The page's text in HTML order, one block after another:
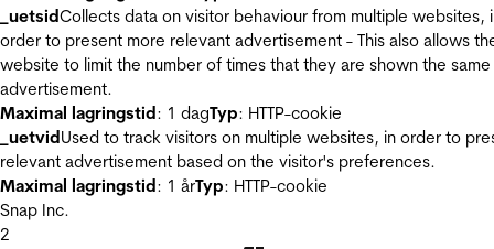
_uetsidCollects data on visitor behaviour from multiple websites,
order to present more relevant advertisement - This also allows
website to limit the number of times that they are shown the same
advertisement.
Maximal lagringstid: 1 dagTyp: HTTP-cookie
_uetvidUsed to track visitors on multiple websites, in order to
relevant advertisement based on the visitor's preferences.
Maximal lagringstid: 1 årTyp: HTTP-cookie
Snap Inc.
2